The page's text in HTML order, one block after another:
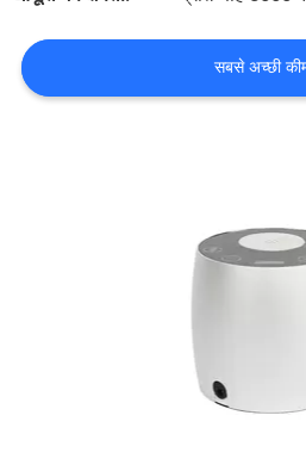
गुणवत्ता
नियंत्रण
सबसे अच्छी